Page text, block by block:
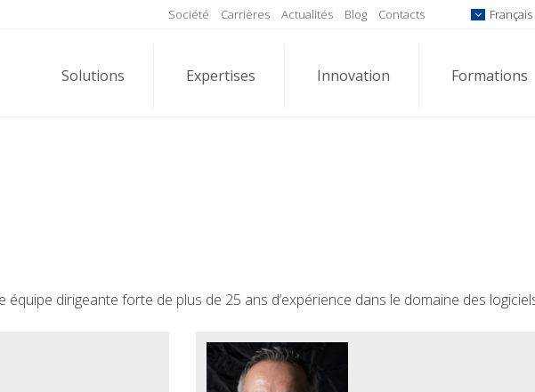
Société Carrières Actualités Blog Contacts Français
Solutions Expertises Innovation Formations
dirigeante forte de plus de 25 ans d’expérience dans le domaine des